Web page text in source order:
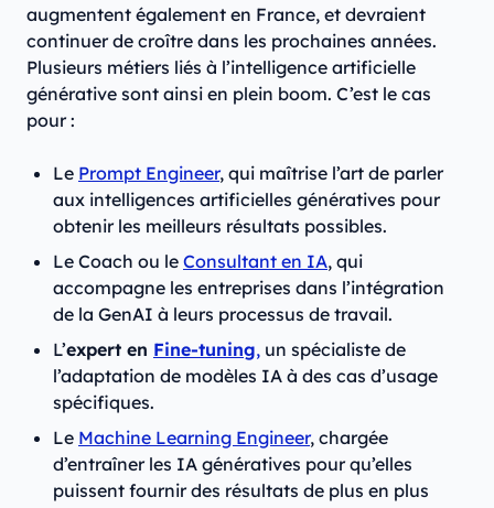
augmentent également en France, et devraient
continuer de croître dans les prochaines années.
Plusieurs métiers liés à l’intelligence artificielle
générative sont ainsi en plein boom. C’est le cas
pour :
Le Prompt Engineer, qui maîtrise l’art de parler
aux intelligences artificielles génératives pour
obtenir les meilleurs résultats possibles.
Le Coach ou le Consultant en IA, qui
accompagne les entreprises dans l’intégration
de la GenAI à leurs processus de travail.
L’expert en Fine-tuning, un spécialiste de
l’adaptation de modèles IA à des cas d’usage
spécifiques.
Le Machine Learning Engineer, chargée
d’entraîner les IA génératives pour qu’elles
puissent fournir des résultats de plus en plus